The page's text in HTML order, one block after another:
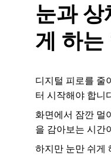
눈과 상
게 하는
디지털 피로를 줄
터 시작해야 합니
화면에서 잠깐 멀
을 감아보는 시간
하지만 눈만 쉬게